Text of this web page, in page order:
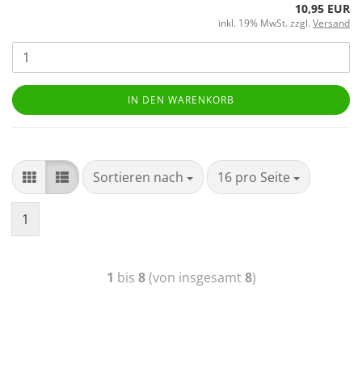
10,95 EUR
inkl. 19% MwSt. zzgl. Versand
IN DEN WARENKORB
Sortieren nach 16 pro Seite
1
1 bis 8(von insgesamt8)